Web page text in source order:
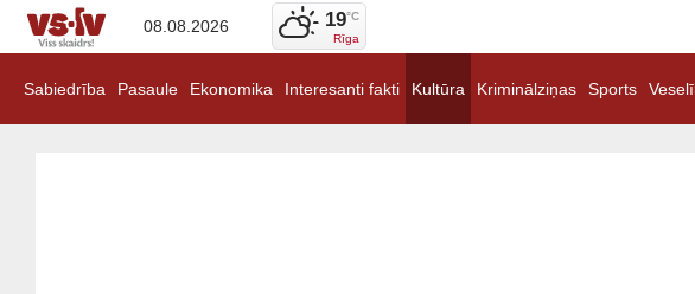
08.08.2026 19°C
Rīga
Sabiedrība Pasaule Ekonomika Interesanti fakti Kultūra Kriminālziņas Sports